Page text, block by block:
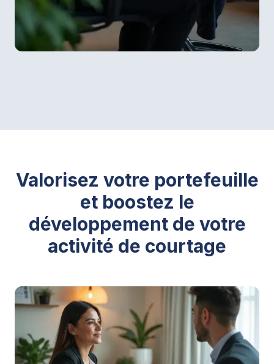
Valorisez votre portefeuille
et boostez le
développement de votre
activité de courtage